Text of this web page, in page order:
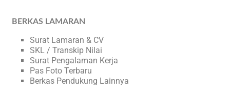
BERKAS LAMARAN
Surat Lamaran & CV
SKL / Transkip Nilai
Surat Pengalaman Kerja
Pas Foto Terbaru
Berkas Pendukung Lainnya